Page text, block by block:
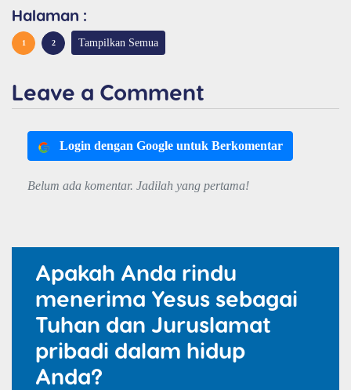
Halaman :
1 2 Tampilkan Semua
Leave a Comment
Login dengan Google untuk Berkomentar
Belum ada komentar. Jadilah yang pertama!
Apakah Anda rindu
menerima Yesus sebagai
Tuhan dan Juruslamat
pribadi dalam hidup
Anda?